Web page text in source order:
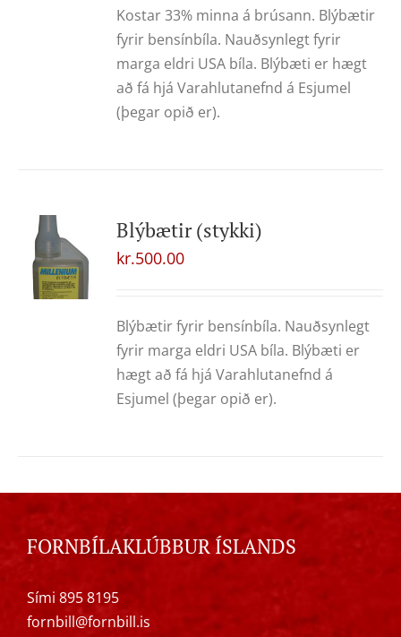
Kostar 33% minna á brúsann. Blýbætir
fyrir bensínbíla. Nauðsynlegt fyrir
marga eldri USA bíla. Blýbæti er hægt
að fá hjá Varahlutanefnd á Esjumel
(þegar opið er).
Blýbætir (stykki)
kr.500.00
Blýbætir fyrir bensínbíla. Nauðsynlegt
fyrir marga eldri USA bíla. Blýbæti er
hægt að fá hjá Varahlutanefnd á
Esjumel (þegar opið er).
FORNBÍLAKLÚBBUR ÍSLANDS
Sími 895 8195
fornbill@fornbill.is